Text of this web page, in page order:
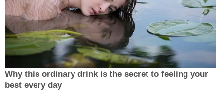
Why this ordinary drink is the secret to feeling your
best every day